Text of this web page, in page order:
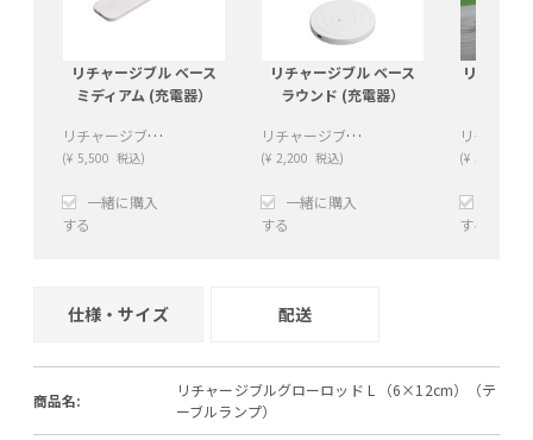
リチャージブル ベース
ミディアム (充電器）
リチャージブル ベース ミディアム (充電器）
(¥ 5,500 税込)
一緒に購入
する
リチャージブル ベース
ラウンド (充電器）
リチャージブル ベース ラウンド (充電器）
(¥ 2,200 税込)
一緒に購入
する
リチャー
(¥
する
仕様・サイズ 配送
商品名:
リチャージブルグローロッド L （6×12cm）（テ
ーブルランプ）